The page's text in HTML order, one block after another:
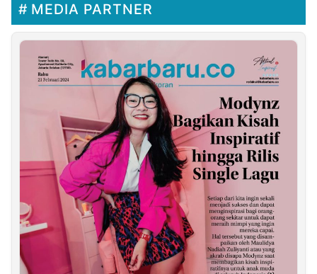
MEDIA PARTNER